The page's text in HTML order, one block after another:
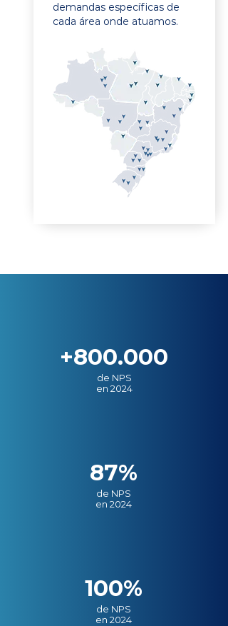
demandas específicas de
cada área onde atuamos.
+800.000
de NPS
en 2024
87%
de NPS
en 2024
100%
de NPS
en 2024